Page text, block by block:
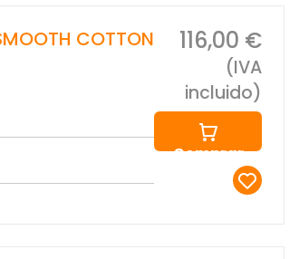
COTTON
116,00 €
(IVA
incluido)
Comprar